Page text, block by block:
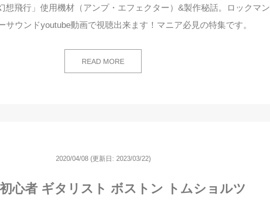
想飛行」使用機材（アンプ・エフェクター）&製作秘話。ロックマン
サウンドyoutube動画で視聴出来ます！マニア必見の特集です。
READ MORE
2020/04/08 (更新日: 2023/03/22)
心者 ギタリスト ボストン トムショルツ